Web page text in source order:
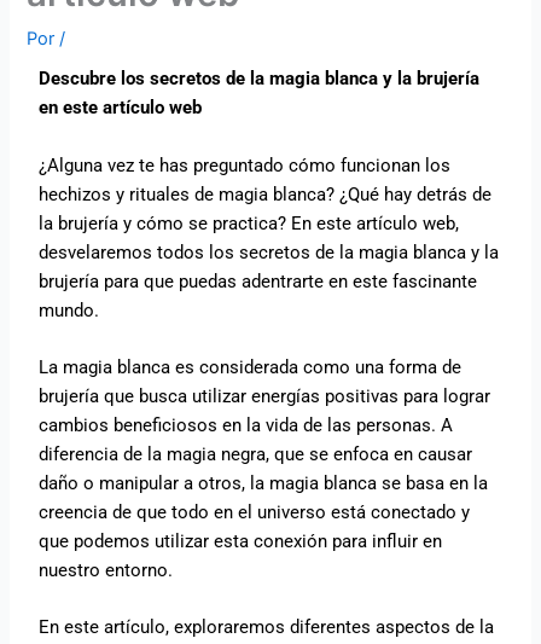
Por/
Descubre los secretos de la magia blanca y la brujería
en este artículo web
¿Alguna vez te has preguntado cómo funcionan los
hechizos y rituales de magia blanca? ¿Qué hay detrás de
la brujería y cómo se practica? En este artículo web,
desvelaremos todos los secretos de la magia blanca y la
brujería para que puedas adentrarte en este fascinante
mundo.
La magia blanca es considerada como una forma de
brujería que busca utilizar energías positivas para lograr
cambios beneficiosos en la vida de las personas. A
diferencia de la magia negra, que se enfoca en causar
daño o manipular a otros, la magia blanca se basa en la
creencia de que todo en el universo está conectado y
que podemos utilizar esta conexión para influir en
nuestro entorno.
En este artículo, exploraremos diferentes aspectos de la